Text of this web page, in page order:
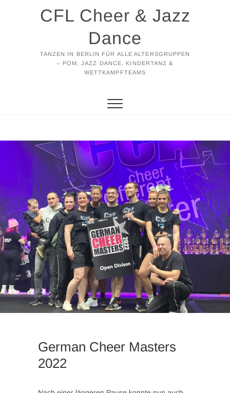
CFL Cheer & Jazz
Dance
TANZEN IN BERLIN FÜR ALLE ALTERSGRUPPEN
– POM, JAZZ DANCE, KINDERTANZ &
WETTKAMPFTEAMS
German Cheer Masters
2022